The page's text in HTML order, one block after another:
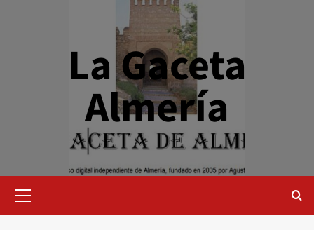
La Gaceta
Almería
primario